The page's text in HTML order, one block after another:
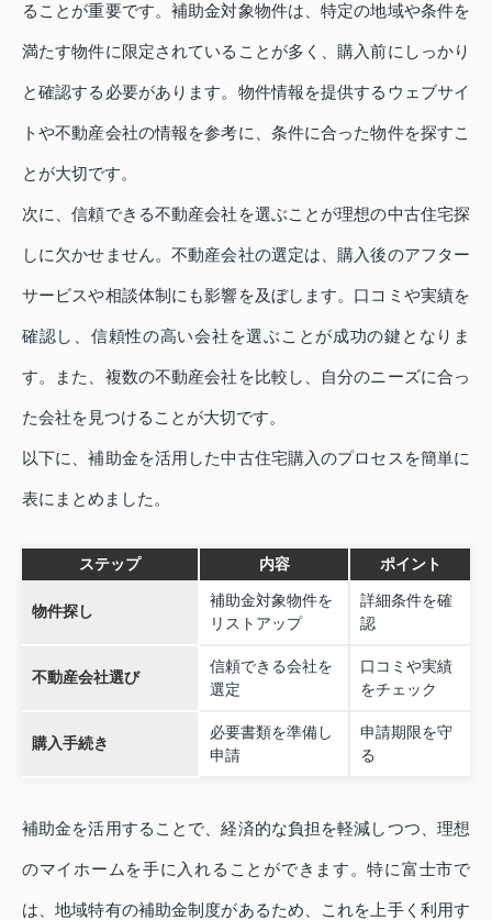
ることが重要です。補助金対象物件は、特定の地域や条件を
満たす物件に限定されていることが多く、購入前にしっかり
と確認する必要があります。物件情報を提供するウェブサイ
トや不動産会社の情報を参考に、条件に合った物件を探すこ
とが大切です。
次に、信頼できる不動産会社を選ぶことが理想の中古住宅探
しに欠かせません。不動産会社の選定は、購入後のアフター
サービスや相談体制にも影響を及ぼします。口コミや実績を
確認し、信頼性の高い会社を選ぶことが成功の鍵となりま
す。また、複数の不動産会社を比較し、自分のニーズに合っ
た会社を見つけることが大切です。
以下に、補助金を活用した中古住宅購入のプロセスを簡単に
表にまとめました。
ステップ 内容 ポイント
物件探し
補助金対象物件を
リストアップ
詳細条件を確
認
不動産会社選び
信頼できる会社を
選定
口コミや実績
をチェック
購入手続き
必要書類を準備し
申請
申請期限を守
る
補助金を活用することで、経済的な負担を軽減しつつ、理想
のマイホームを手に入れることができます。特に富士市で
は、地域特有の補助金制度があるため、これを上手く利用す